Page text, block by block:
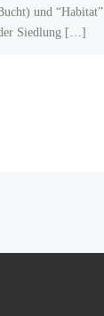
und “Habitat”
Siedlung […]